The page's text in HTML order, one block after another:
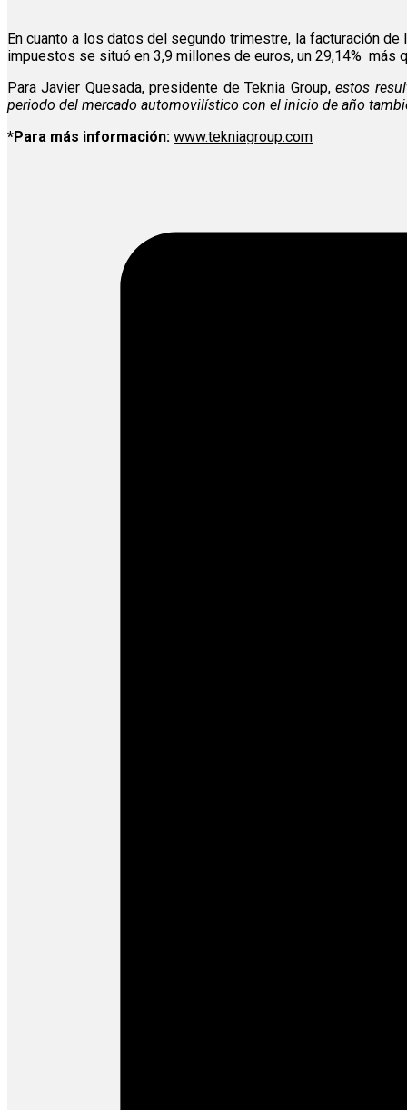
En cuanto a los datos del segundo trimestre, la facturación
impuestos se situó en 3,9 millones de euros, un 29,14% más
Para Javier Quesada, presidente de Teknia Group,estos
periodo del mercado automovilístico con el inicio de año
*Para más información: www.tekniagroup.com